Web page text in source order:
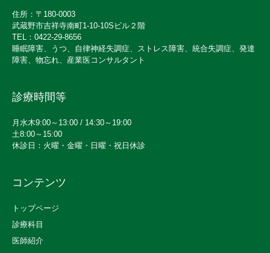
住所：〒180-0003
武蔵野市吉祥寺南町1-10-10Sビル２階
TEL：0422-29-8656
睡眠障害、うつ、自律神経失調症、ストレス障害、統合失調症、発達
障害、物忘れ、産業医コンサルタント
診療時間等
月水木9:00～13:00 / 14:30～19:00
土8:00～15:00
休診日：火曜・金曜・日曜・祝日休診
コンテンツ
トップページ
診療科目
医師紹介